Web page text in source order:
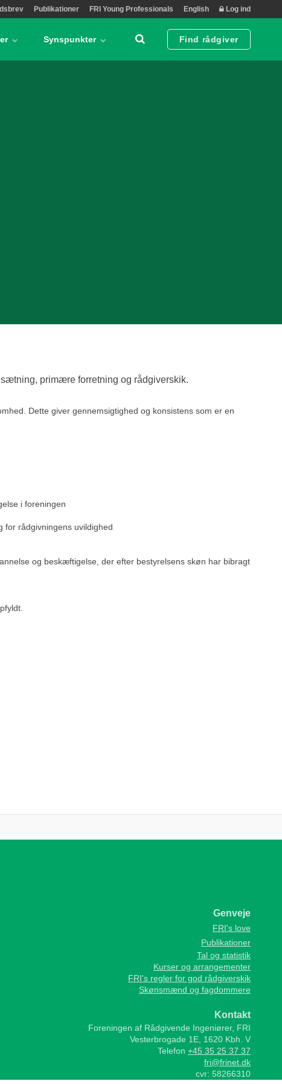
Publikationer FRI Young Professionals English Log ind
Synspunkter Find rådgiver
primære forretning og rådgiverskik.
Dette giver gennemsigtighed og konsistens som er en
i foreningen
for rådgivningens uvildighed
og beskæftigelse, der efter bestyrelsens skøn har bibragt
Genveje
FRI's love
Publikationer
Tal og statistik
Kurser og arrangementer
FRI's regler for god rådgiverskik
Skønsmænd og fagdommere
Kontakt
Foreningen af Rådgivende Ingeniører, FRI
Vesterbrogade 1E, 1620 Kbh. V
Telefon +45 35 25 37 37
fri@frinet.dk
cvr: 58266310